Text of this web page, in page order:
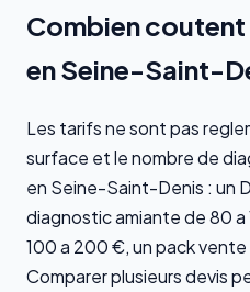
Combien
en Seine-Saint-
Les tarifs ne sont pas
surface et le nombre de
en Seine-Saint-Denis : un
diagnostic amiante de 80 a
100 a 200 €, un pack
Comparer plusieurs devis